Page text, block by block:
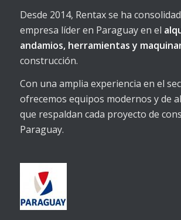
Desde 2014, Rentax se ha
empresa líder en Paraguay en el
andamios, herramientas y
construcción.
Con una amplia experiencia en el
ofrecemos equipos modernos y de
que respaldan cada proyecto de
Paraguay.